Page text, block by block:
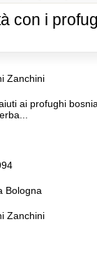
con i
Zanchini
ai profughi
Bologna
Zanchini